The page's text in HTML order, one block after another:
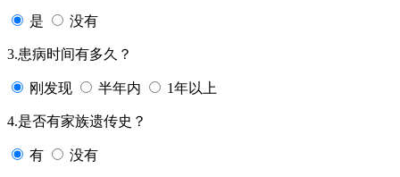
是 没有
3.患病时间有多久？
刚发现 半年内 1年以上
4.是否有家族遗传史？
有 没有